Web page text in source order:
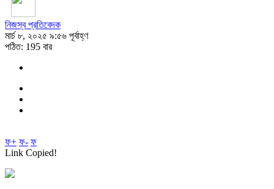
নিজস্ব প্রতিবেদক
মার্চ ৮, ২০২৫ ৯:৫৬ পূর্বাহ্ণ
পঠিত: 195 বার
ফ+ ফ- ফ
Link Copied!